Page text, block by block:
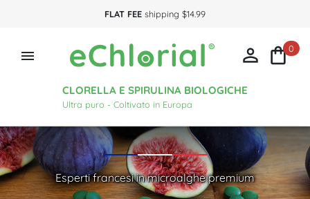
FLAT FEE shipping $14.99

CLORELLA E SPIRULINA BIOLOGICHE
Ultra puro - Coltivato in Europa
 0
Esperti francesi in microalghe premium